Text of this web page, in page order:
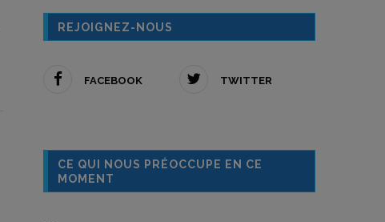
REJOIGNEZ-NOUS
FACEBOOK TWITTER
CE QUI NOUS PRÉOCCUPE EN CE
MOMENT